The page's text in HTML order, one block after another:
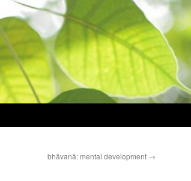
bhāvanā: mental development →